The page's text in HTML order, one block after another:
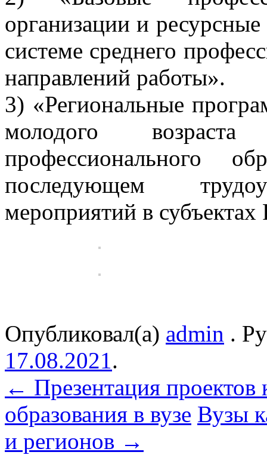
организации и
системе среднего
направлений работы».
3) «Региональные
молодого
профессионального
последующем
мероприятий в
Опубликовал(а) admin .
17.08.2021.
← Презентация
образования в вузе Вузы
и регионов →